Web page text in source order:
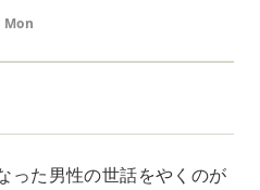
Mon
った男性の世話をやくのが